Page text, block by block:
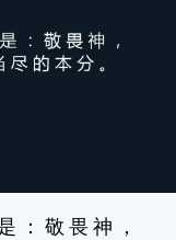
： 敬 畏 神 ，